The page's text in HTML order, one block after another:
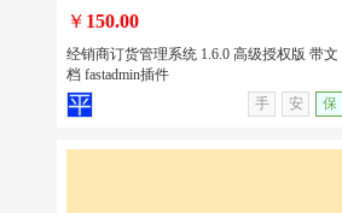
无演示
￥ 150.00
经销商订货管理系统 1.6.0 高级授权版 带文
档 fastadmin插件
手
安 保